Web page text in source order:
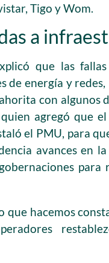
Tigo y Wom.
a
que las
de energía y
con algunos
agregó que
el PMU, para
avances en
que hacemos